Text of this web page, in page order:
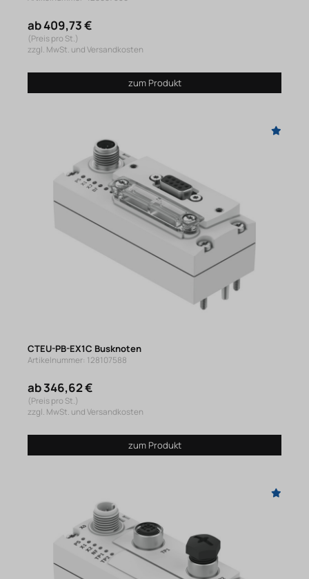
ab 409,73 €
(Preis pro St.)
zzgl. MwSt. und Versandkosten
zum Produkt
CTEU-PB-EX1C Busknoten
Artikelnummer: 128107588
ab 346,62 €
(Preis pro St.)
zzgl. MwSt. und Versandkosten
zum Produkt